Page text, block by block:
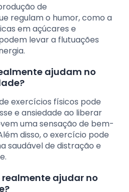
de
regulam o humor, como a
em açúcares e
levar a flutuações
ajudam no
exercícios físicos pode
e ansiedade ao liberar
uma sensação de bem-
disso, o exercício pode
saudável de distração e
ajudar no